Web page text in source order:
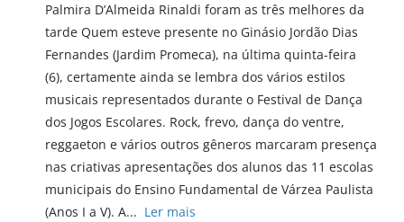
Palmira D’Almeida Rinaldi foram as três melhores da
tarde Quem esteve presente no Ginásio Jordão Dias
Fernandes (Jardim Promeca), na última quinta-feira
(6), certamente ainda se lembra dos vários estilos
musicais representados durante o Festival de Dança
dos Jogos Escolares. Rock, frevo, dança do ventre,
reggaeton e vários outros gêneros marcaram presença
nas criativas apresentações dos alunos das 11 escolas
municipais do Ensino Fundamental de Várzea Paulista
(Anos I a V). A... Ler mais